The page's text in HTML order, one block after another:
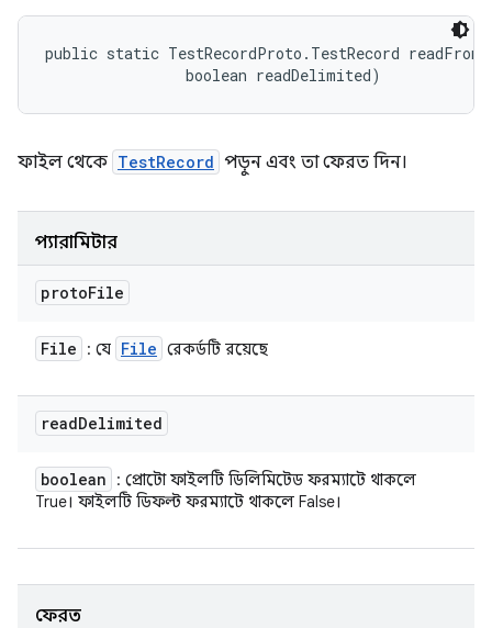
public static TestRecordProto.TestRecord
                boolean readDelimited)
ফাইল থেকে TestRecord পড়ুন এবং তা ফেরত দিন।
প্যারামিটার
protoFile
File : যে File রেকর্ডটি রয়েছে
readDelimited
boolean
: প্রোটো ফাইলটি ডিলিমিটেড ফরম্যাটে থাকলে
True। ফাইলটি ডিফল্ট ফরম্যাটে থাকলে False।
ফেরত